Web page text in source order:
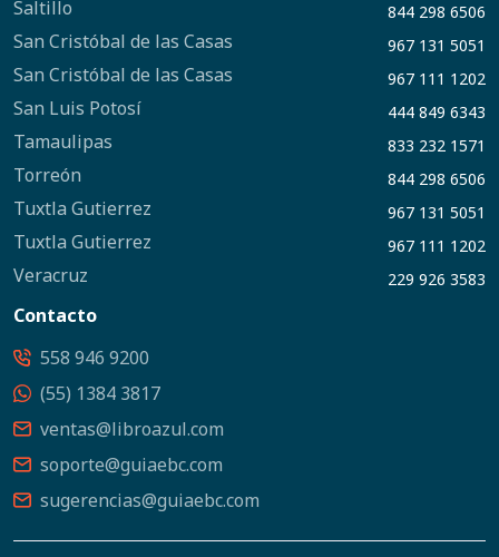
Saltillo 844 298 6506
San Cristóbal de las Casas 967 131 5051
San Cristóbal de las Casas 967 111 1202
San Luis Potosí 444 849 6343
Tamaulipas 833 232 1571
Torreón 844 298 6506
Tuxtla Gutierrez 967 131 5051
Tuxtla Gutierrez 967 111 1202
Veracruz 229 926 3583
Contacto
558 946 9200
(55) 1384 3817
ventas@libroazul.com
soporte@guiaebc.com
sugerencias@guiaebc.com